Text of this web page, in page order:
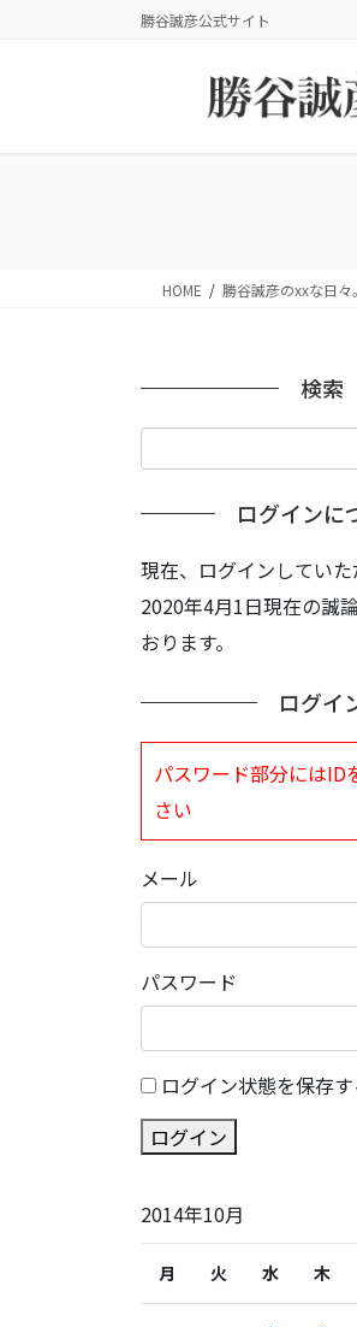
勝谷誠彦公式サイト
HOME 勝谷誠彦のxxな日々。
検索
ログインに
現在、ログインしていた
2020年4月1日現在の誠
おります。
ログイ
パスワード部分にはID
さい
メール
パスワード
ログイン状態を保存す
ログイン
2014年10月
月 火 水 木